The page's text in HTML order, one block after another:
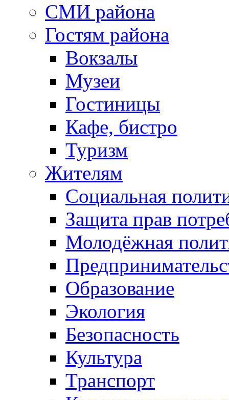
СМИ района
Гостям района
Вокзалы
Музеи
Гостиницы
Кафе, бистро
Туризм
Жителям
Социальная
Защита прав
Молодёжная
Образование
Экология
Безопасность
Культура
Транспорт